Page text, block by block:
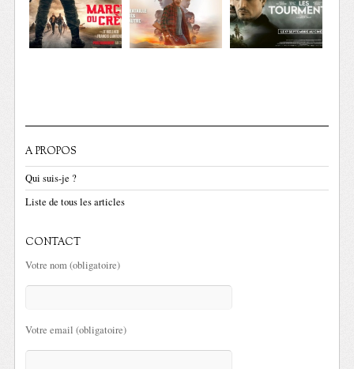
A PROPOS
Qui suis-je ?
Liste de tous les articles
CONTACT
Votre nom (obligatoire)
Votre email (obligatoire)